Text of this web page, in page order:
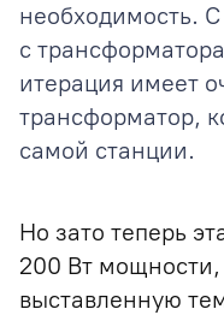
необходимость.
с
итерация имеет
трансформатор,
самой станции.
Но зато теперь
200 Вт
выставленную